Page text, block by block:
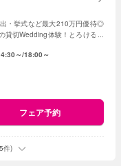
・挙式など最大210万円優待◎
貸切Wedding体験！とろける和
～ 18:00～
フェア予約
件)